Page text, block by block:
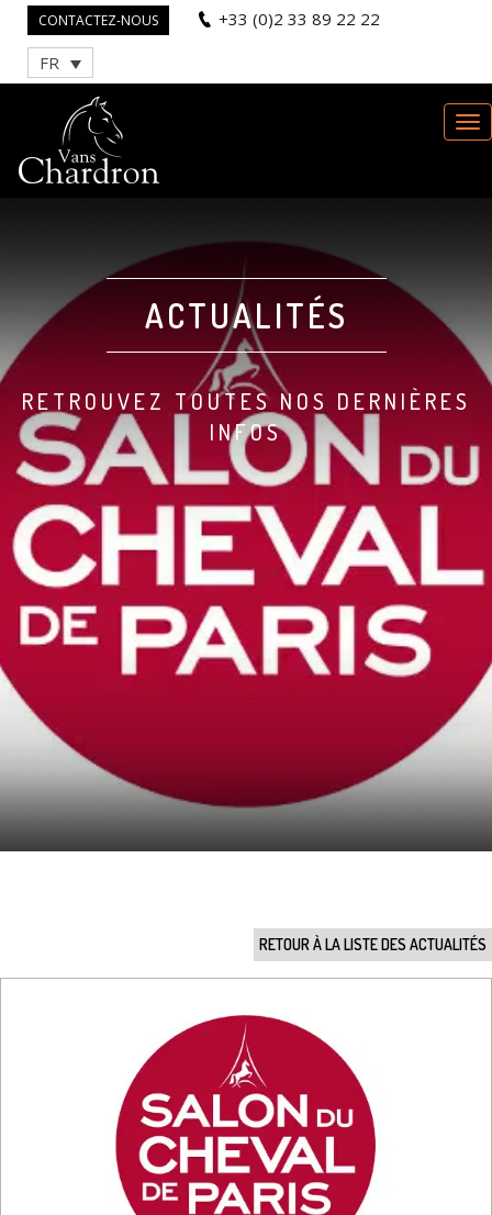
CONTACTEZ-NOUS +33 (0)2 33 89 22 22
FR
ACTUALITÉS
RETROUVEZ TOUTES NOS DERNIÈRES
INFOS
RETOUR À LA LISTE DES ACTUALITÉS